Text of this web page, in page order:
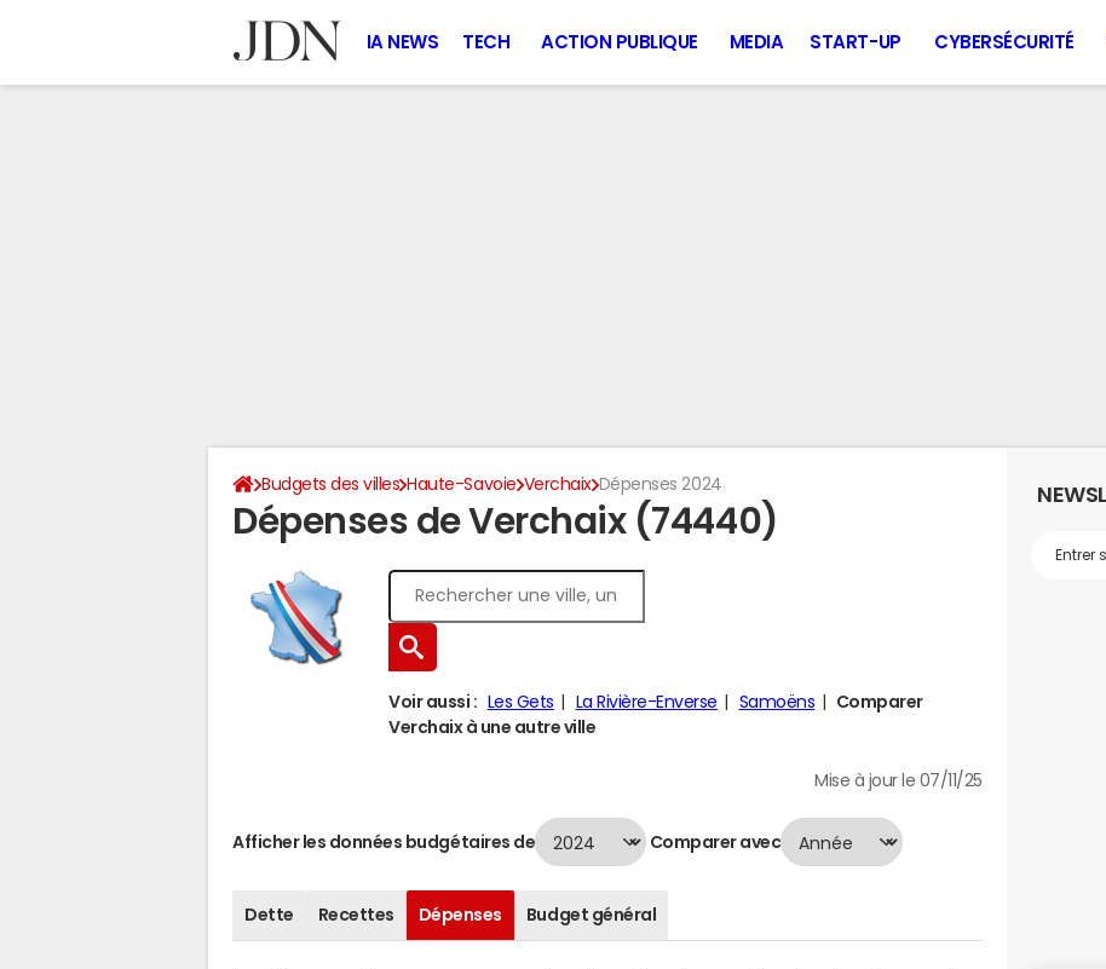
IA NEWS TECH ACTION PUBLIQUE MEDIA START-UP CYBERSÉCURITÉ
Budgets des villes Haute-Savoie Verchaix Dépenses 2024
Dépenses de Verchaix (74440)
Voir aussi : Les Gets La Rivière-Enverse Samoëns
Comparer
Verchaix à une autre ville
Mise à jour le 07/11/25
Afficher les données budgétaires de Comparer avec
Dette Recettes Dépenses Budget général